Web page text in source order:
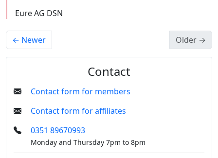
Eure AG DSN
← Newer Older →
Contact
Contact form for members
Contact form for affiliates
0351 89670993
Monday and Thursday 7pm to 8pm